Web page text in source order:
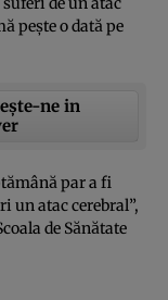
peşte o dată pe
ne in
par a fi
un atac cerebral”,
de Sănătate